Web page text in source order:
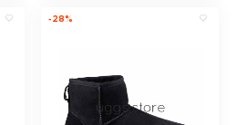
-28%